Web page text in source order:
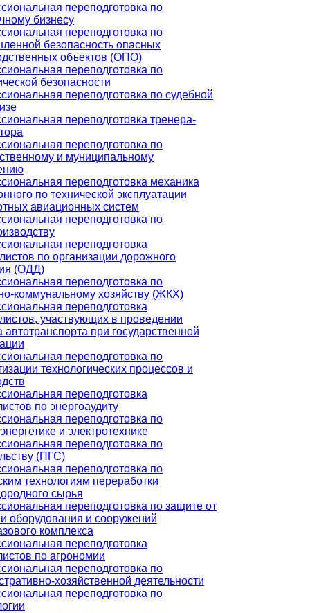
переподготовка по
бизнесу
переподготовка по
безопасность опасных
объектов (ОПО)
переподготовка по
безопасности
переподготовка по судебной
переподготовка тренера-
переподготовка по
и муниципальному
переподготовка механика
по технической эксплуатации
авиационных систем
переподготовка по
переподготовка
по организации дорожного
(ОДД)
переподготовка по
коммунальному хозяйству (ЖКХ)
переподготовка
участвующих в проведении
автотранспорта при государственной
переподготовка по
технологических процессов и
переподготовка
по энергоаудиту
переподготовка по
и электротехнике
переподготовка по
(ПГС)
переподготовка по
технологиям переработки
сырья
переподготовка по защите от
оборудования и сооружений
комплекса
переподготовка
по агрономии
переподготовка по
хозяйственной деятельности
переподготовка по